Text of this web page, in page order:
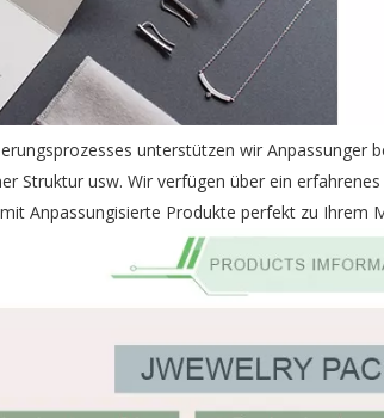
unterstützen wir Anpassunger
Struktur usw. Wir verfügen über ein
Anpassungisierte Produkte perfekt zu Ihrem